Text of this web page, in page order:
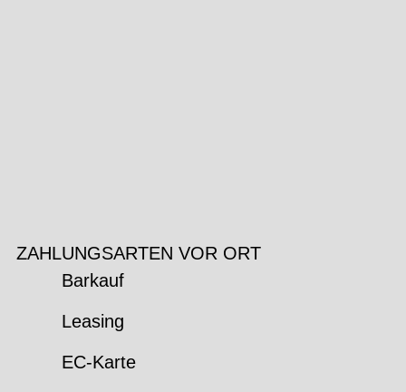
ZAHLUNGSARTEN VOR ORT
Barkauf
Leasing
EC-Karte